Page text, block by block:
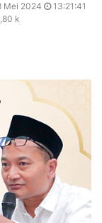
Mei 2024
13:21:41
k